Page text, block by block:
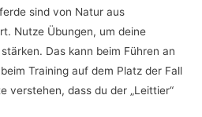
sind von Natur aus
Nutze Übungen, um deine
Das kann beim Führen an
Training auf dem Platz der Fall
verstehen, dass du der „Leittier“